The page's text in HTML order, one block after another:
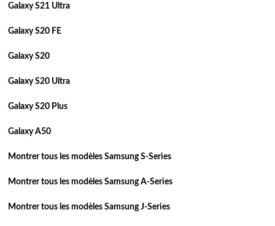
Galaxy S21 Ultra
Galaxy S20 FE
Galaxy S20
Galaxy S20 Ultra
Galaxy S20 Plus
Galaxy A50
Montrer tous les modèles Samsung S-Series
Montrer tous les modèles Samsung A-Series
Montrer tous les modèles Samsung J-Series